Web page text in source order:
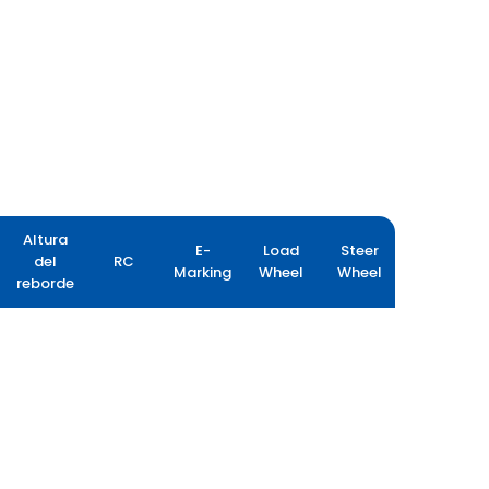
Altura
del
reborde
RC
E-
Marking
Load
Wheel
Steer
Wheel